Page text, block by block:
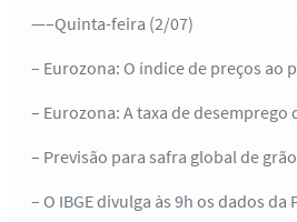
—–Quinta-feira (2/07)
– Eurozona: O índice de preços
– Eurozona: A taxa de
– Previsão para safra global de
– O IBGE divulga às 9h os dados